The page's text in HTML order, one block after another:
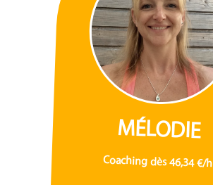
MÉLODIE
Coaching dès 46,34 €/h